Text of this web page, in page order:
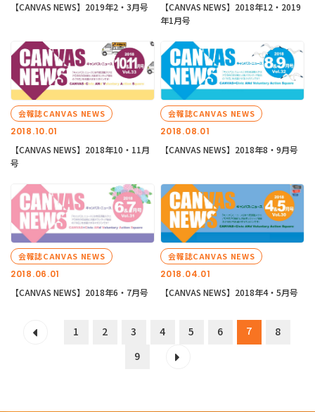
【CANVAS NEWS】2019年2・3月号
【CANVAS NEWS】2018年12・2019
年1月号
2018.10.01
会報誌CANVAS NEWS
【CANVAS NEWS】2018年10・11月
号
2018.08.01
会報誌CANVAS NEWS
【CANVAS NEWS】2018年8・9月号
2018.06.01
会報誌CANVAS NEWS
【CANVAS NEWS】2018年6・7月号
2018.04.01
会報誌CANVAS NEWS
【CANVAS NEWS】2018年4・5月号
1 2 3 4 5 6 7
8
9